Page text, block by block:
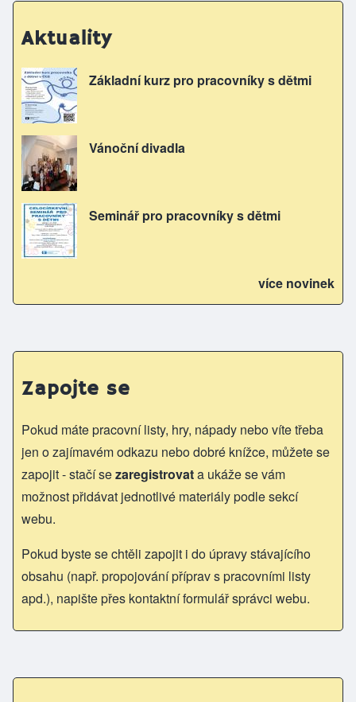
Aktuality
Základní kurz pro pracovníky s dětmi
Vánoční divadla
Seminář pro pracovníky s dětmi
více novinek
Zapojte se
Pokud máte pracovní listy, hry, nápady nebo víte třeba
jen o zajímavém odkazu nebo dobré knížce, můžete se
zapojit - stačí sezaregistrovata ukáže se vám
možnost přidávat jednotlivé materiály podle sekcí
webu.
Pokud byste se chtěli zapojit i do úpravy stávajícího
obsahu (např. propojování příprav s pracovními listy
apd.), napište přes kontaktní formulář správci webu.